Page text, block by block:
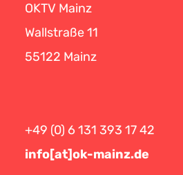
OKTV Mainz
Wallstraße 11
55122 Mainz
+49 (0) 6 131 393 17 42
info[at]ok-mainz.de